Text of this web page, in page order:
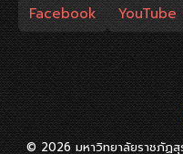
Facebook YouTube
© 2026 มหาวิทยาลัยราชภัฏ